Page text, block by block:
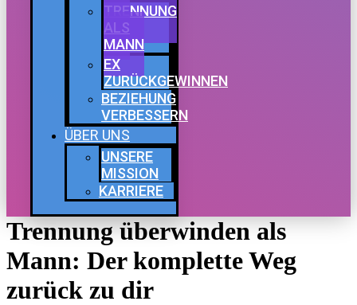
TRENNUNG
ALS
MANN
EX
ZURÜCKGEWINNEN
BEZIEHUNG
VERBESSERN
ÜBER UNS
UNSERE
MISSION
KARRIERE
Trennung überwinden als
Mann: Der komplette Weg
zurück zu dir